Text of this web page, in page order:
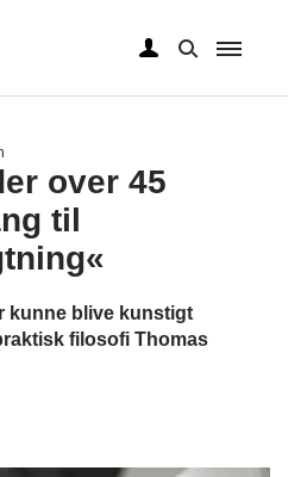
over 45
til
kunne blive kunstigt
filosofi Thomas